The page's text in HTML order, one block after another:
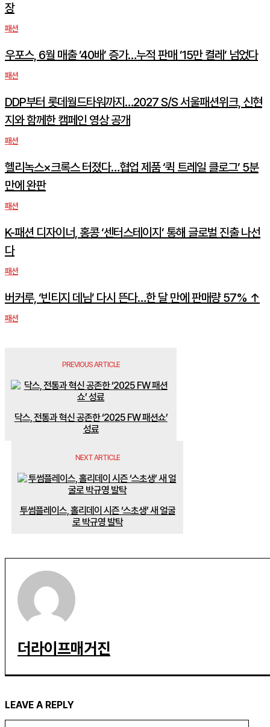
장
패션
우포스, 6월 매출 ’40배’ 증가…누적 판매 ’15만 켤레’ 넘었다
패션
DDP부터 롯데월드타워까지…2027 S/S 서울패션위크, 신현
지와 함께한 캠페인 영상 공개
패션
헬리녹스×크록스 터졌다…협업 제품 ‘퀵 트레일 클로그’ 5분
만에 완판
패션
K-패션 디자이너, 홍콩 ‘센터스테이지’ 통해 글로벌 진출 나선
다
패션
버커루, ‘빈티지 데님’ 다시 뜬다…한 달 만에 판매량 57% ↑
패션
PREVIOUS ARTICLE
닥스, 전통과 혁신 공존한 ‘2025 FW 패션쇼’
성료
NEXT ARTICLE
투썸플레이스, 홀리데이 시즌 ‘스초생’ 새 얼굴
로 박규영 발탁
더라이프매거진
LEAVE A REPLY